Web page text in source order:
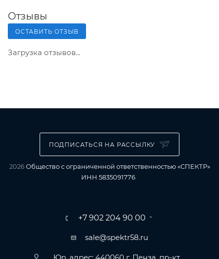
Отзывы
ОСТАВИТЬ ОТЗЫВ
Загрузка отзывов...
ПОДПИСАТЬСЯ НА РАССЫЛКУ
2026Общество с ограниченной ответственностью «СПЕКТР»
ИНН 5835091776
+7 902 204 90 00
sale@spektr58.ru